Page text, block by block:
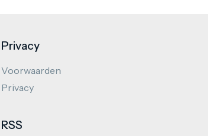
Privacy
Voorwaarden
Privacy
RSS